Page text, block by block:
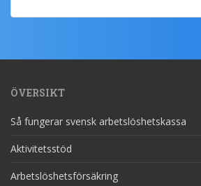
ÖVERSIKT
Så fungerar svensk arbetslöshetskassa
Aktivitetsstöd
Arbetslöshetsförsäkring